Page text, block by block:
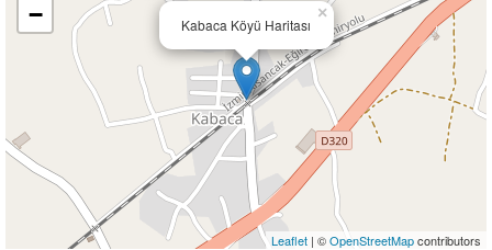
Kabaca Köyü Haritası
×
−
Leaflet | ©OpenStreetMapcontributors